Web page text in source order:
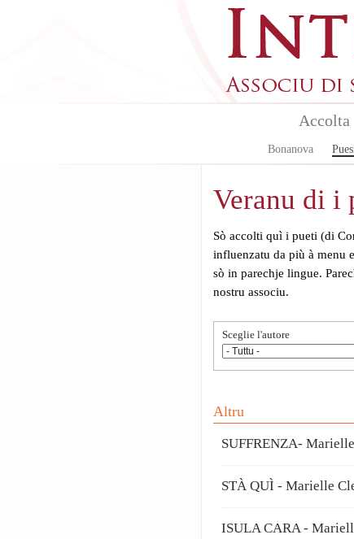
Accolta
Bonanova
Veranu di i
Sò accolti quì i pueti (di
influenzatu da più à menu
sò in parechje lingue.
nostru associu.
Sceglie l'autore
Altru
SUFFRENZA-
STÀ QUÌ - Marielle
ISULA CARA -